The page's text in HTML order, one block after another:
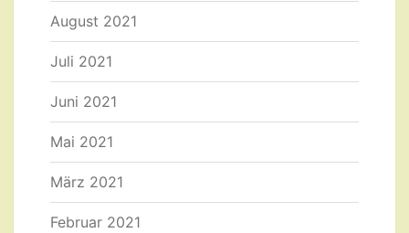
August 2021
Juli 2021
Juni 2021
Mai 2021
März 2021
Februar 2021